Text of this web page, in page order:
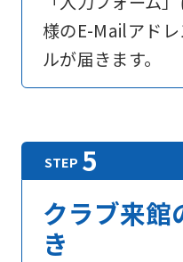
様のE-Mailアド
ルが届きます。
クラブ来館
き